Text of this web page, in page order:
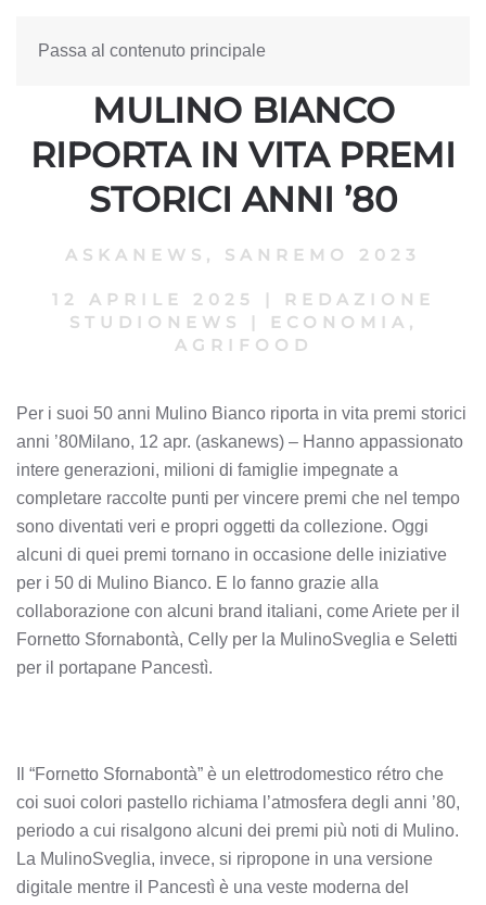
Passa al contenuto principale
PER I SUOI 50 ANNI
MULINO BIANCO
RIPORTA IN VITA PREMI
STORICI ANNI ’80
ASKANEWS , SANREMO 2023
12 APRILE 2025 |
REDAZIONE
STUDIONEWS
|
ECONOMIA,
AGRIFOOD
Per i suoi 50 anni Mulino Bianco riporta in vita premi storici
anni ’80Milano, 12 apr. (askanews) – Hanno appassionato
intere generazioni, milioni di famiglie impegnate a
completare raccolte punti per vincere premi che nel tempo
sono diventati veri e propri oggetti da collezione. Oggi
alcuni di quei premi tornano in occasione delle iniziative
per i 50 di Mulino Bianco. E lo fanno grazie alla
collaborazione con alcuni brand italiani, come Ariete per il
Fornetto Sfornabontà, Celly per la MulinoSveglia e Seletti
per il portapane Pancestì.
Il “Fornetto Sfornabontà” è un elettrodomestico rétro che
coi suoi colori pastello richiama l’atmosfera degli anni ’80,
periodo a cui risalgono alcuni dei premi più noti di Mulino.
La MulinoSveglia, invece, si ripropone in una versione
digitale mentre il Pancestì è una veste moderna del